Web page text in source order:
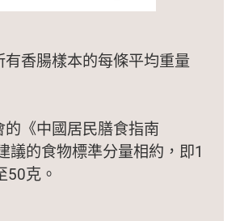
有香腸樣本的每條平均重量
的《中國居民膳食指南
議的食物標準分量相約，即1
50克。